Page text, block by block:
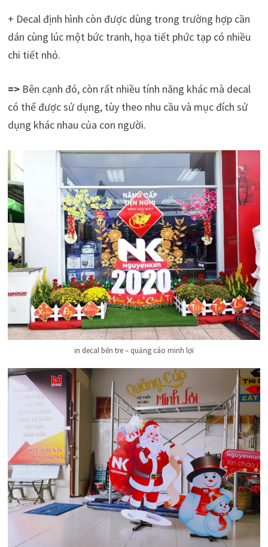
+ Decal định hình còn được dùng trong trường hợp cần
dán cùng lúc một bức tranh, họa tiết phức tạp có nhiều
chi tiết nhỏ.
=>Bên cạnh đó, còn rất nhiều tính năng khác mà decal
có thể được sử dụng, tùy theo nhu cầu và mục đích sử
dụng khác nhau của con người.
in decal bến tre – quảng cáo minh lợi